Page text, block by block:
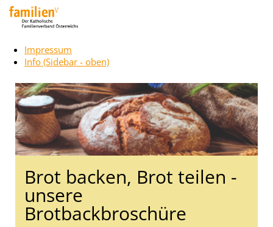
Impressum
Info (Sidebar - oben)
Brot backen, Brot teilen -
unsere
Brotbackbroschüre